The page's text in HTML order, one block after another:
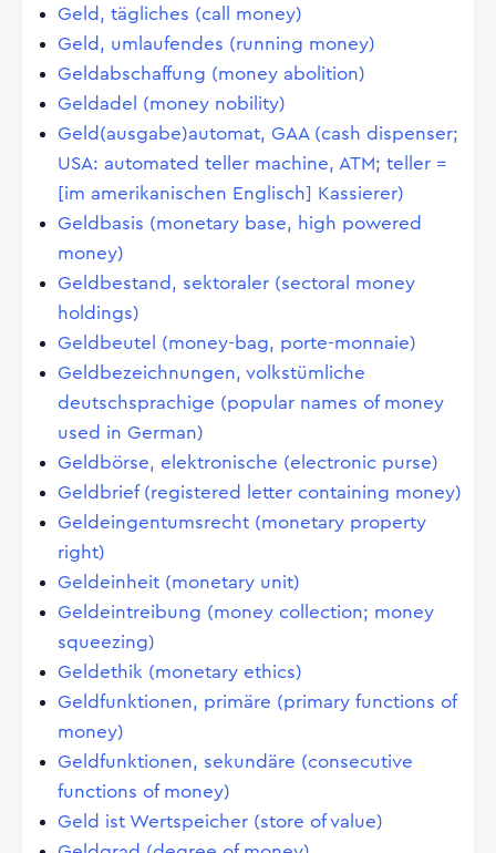
Geld, tägliches (call money)
Geld, umlaufendes (running money)
Geldabschaffung (money abolition)
Geldadel (money nobility)
Geld(ausgabe)automat, GAA (cash dispenser;
USA: automated teller machine, ATM; teller =
[im amerikanischen Englisch] Kassierer)
Geldbasis (monetary base, high powered
money)
Geldbestand, sektoraler (sectoral money
holdings)
Geldbeutel (money-bag, porte-monnaie)
Geldbezeichnungen, volkstümliche
deutschsprachige (popular names of money
used in German)
Geldbörse, elektronische (electronic purse)
Geldbrief (registered letter containing money)
Geldeingentumsrecht (monetary property
right)
Geldeinheit (monetary unit)
Geldeintreibung (money collection; money
squeezing)
Geldethik (monetary ethics)
Geldfunktionen, primäre (primary functions of
money)
Geldfunktionen, sekundäre (consecutive
functions of money)
Geld ist Wertspeicher (store of value)